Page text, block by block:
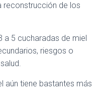
reconstrucción de los
a 5 cucharadas de miel
riesgos o
aún tiene bastantes más